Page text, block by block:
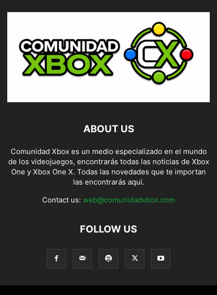
ABOUT US
Comunidad Xbox es un medio especializado en el mundo
de los videojuegos, encontrarás todas las noticias de Xbox
One y Xbox One X. Todas las novedades que te importan
las encontrarás aquí.
Contact us: web@comunidadxbox.com
FOLLOW US